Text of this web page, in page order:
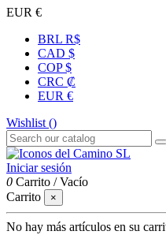
EUR €
BRL R$
CAD $
COP $
CRC ₡
EUR €
Wishlist ()
Iniciar sesión
0 Carrito /Vacío
Carrito
×
No hay más artículos en su